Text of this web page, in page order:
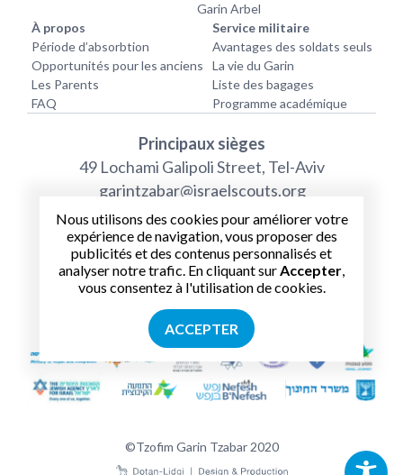
Garin Arbel
À propos
Période d’absorbtion
Opportunités pour les anciens
Les Parents
FAQ
Service militaire
Avantages des soldats seuls
La vie du Garin
Liste des bagages
Programme académique
Principaux sièges
49 Lochami Galipoli Street, Tel-Aviv
garintzabar@israelscouts.org
+972 54 244 1192
©Tzofim Garin Tzabar 2020
Nous utilisons des cookies pour améliorer votre
expérience de navigation, vous proposer des
publicités et des contenus personnalisés et
analyser notre trafic. En cliquant surAccepter,
vous consentez à l'utilisation de cookies.
ACCEPTER